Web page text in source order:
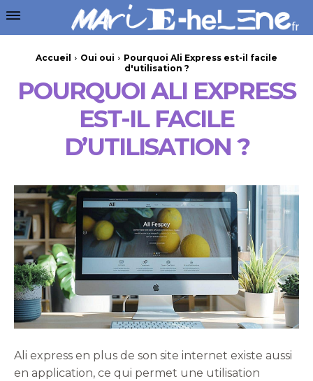
Accueil Oui oui
Pourquoi Ali Express est-il facile
d'utilisation ?
POURQUOI ALI EXPRESS
EST-IL FACILE
D’UTILISATION ?
Ali express en plus de son site internet existe aussi
en application, ce qui permet une utilisation